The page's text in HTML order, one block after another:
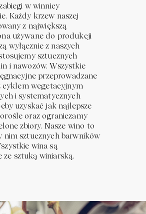
w winnicy
Każdy krzew naszej
z największą
używane do produkcji
wyłącznie z naszych
sztucznych
i nawozów. Wszystkie
przeprowadzane
cyklem wegetacyjnym
i systematycznych
uzyskać jak najlepsze
oraz ograniczamy
zbiory. Nasze wino to
nim sztucznych barwników
wina są
sztuką winiarską.